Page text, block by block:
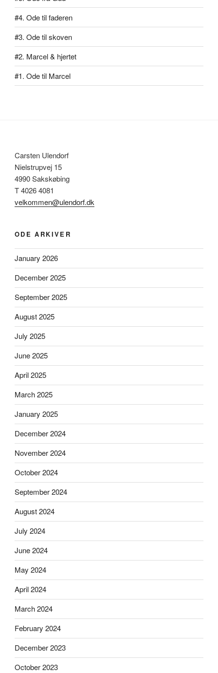
#4. Ode til faderen
#3. Ode til skoven
#2. Marcel & hjertet
#1. Ode til Marcel
Carsten Ulendorf
Nielstrupvej 15
4990 Sakskøbing
T 4026 4081
velkommen@ulendorf.dk
ODE ARKIVER
January 2026
December 2025
September 2025
August 2025
July 2025
June 2025
April 2025
March 2025
January 2025
December 2024
November 2024
October 2024
September 2024
August 2024
July 2024
June 2024
May 2024
April 2024
March 2024
February 2024
December 2023
October 2023